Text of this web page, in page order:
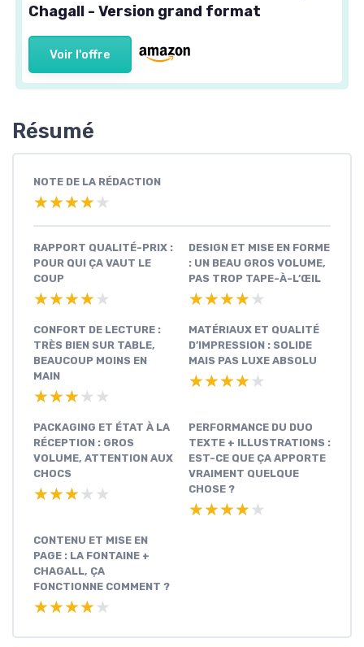
Chagall - Version grand format
Voir l'offre
Résumé
NOTE DE LA RÉDACTION
★★★★★
★★★★★
RAPPORT QUALITÉ-PRIX :
POUR QUI ÇA VAUT LE
COUP
★★★★★
★★★★★
DESIGN ET MISE EN FORME
: UN BEAU GROS VOLUME,
PAS TROP TAPE-À-L’ŒIL
★★★★★
★★★★★
CONFORT DE LECTURE :
TRÈS BIEN SUR TABLE,
BEAUCOUP MOINS EN
MAIN
★★★★★
★★★★★
MATÉRIAUX ET QUALITÉ
D’IMPRESSION : SOLIDE
MAIS PAS LUXE ABSOLU
★★★★★
★★★★★
PACKAGING ET ÉTAT À LA
RÉCEPTION : GROS
VOLUME, ATTENTION AUX
CHOCS
★★★★★
★★★★★
PERFORMANCE DU DUO
TEXTE + ILLUSTRATIONS :
EST-CE QUE ÇA APPORTE
VRAIMENT QUELQUE
CHOSE ?
★★★★★
★★★★★
CONTENU ET MISE EN
PAGE : LA FONTAINE +
CHAGALL, ÇA
FONCTIONNE COMMENT ?
★★★★★
★★★★★